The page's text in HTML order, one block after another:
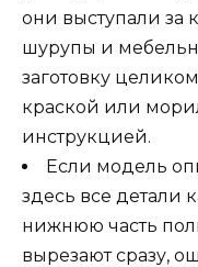
они выступали за
шурупы и
заготовку
краской или
инструкцией.
Если модель
здесь все детали
нижнюю часть
вырезают сразу,